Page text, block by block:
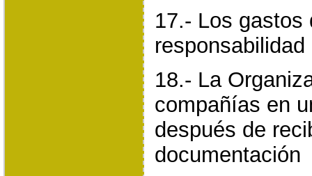
17.- Los gastos
18.- La
compañías en
después de
documentación